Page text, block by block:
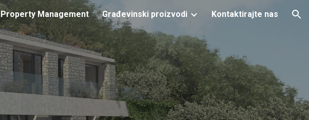
Skip to navigation
Property Management Građevinski proizvodi Kontaktirajte nas